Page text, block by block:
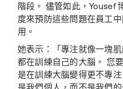
階段。 儘管如此，Yousef
度來預防這些問題在員工
用。
她表示：「專注就像一塊
都在訓練自己的大腦。 您
是在訓練大腦變得更不專